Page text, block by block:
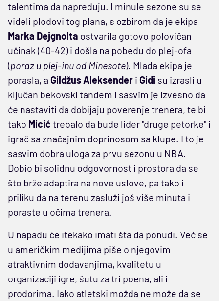
talentima da napreduju. I minule sezone su se
videli plodovi tog plana, s ozbirom da je ekipa
Marka Dejgnolta ostvarila gotovo polovičan
učinak (40-42) i došla na pobedu do plej-ofa
(poraz u plej-inu od Minesote). Mlada ekipa je
porasla, a Gildžus Aleksender i Gidi su izrasli u
ključan bekovski tandem i sasvim je izvesno da
će nastaviti da dobijaju poverenje trenera, te bi
tako Micić trebalo da bude lider "druge petorke" i
igrač sa značajnim doprinosom sa klupe. I to je
sasvim dobra uloga za prvu sezonu u NBA.
Dobio bi solidnu odgovornost i prostora da se
što brže adaptira na nove uslove, pa tako i
priliku da na terenu zasluži još više minuta i
poraste u očima trenera.
U napadu će itekako imati šta da ponudi. Već se
u američkim medijima piše o njegovim
atraktivnim dodavanjima, kvalitetu u
organizaciji igre, šutu za tri poena, ali i
prodorima. Iako atletski možda ne može da se